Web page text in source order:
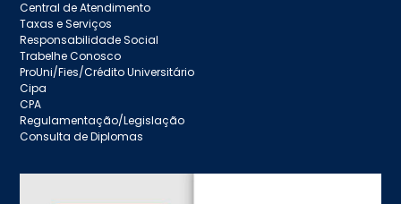
Central de Atendimento
Taxas e Serviços
Responsabilidade Social
Trabelhe Conosco
ProUni/Fies/Crédito Universitário
Cipa
CPA
Regulamentação/Legislação
Consulta de Diplomas